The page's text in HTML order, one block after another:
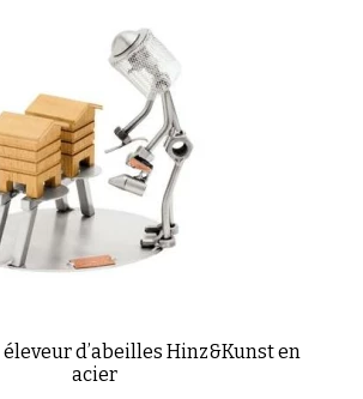
d’abeilles Hinz&Kunst en
acier